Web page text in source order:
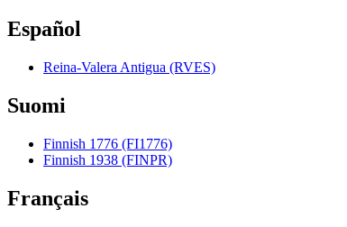
Español
Reina-Valera Antigua (RVES)
Suomi
Finnish 1776 (FI1776)
Finnish 1938 (FINPR)
Français